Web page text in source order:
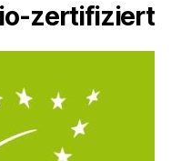
zertifiziert